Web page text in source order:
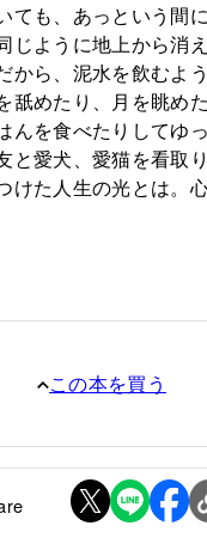
ても、あっという間
じように地上から消
から、泥水を飲むよ
舐めたり、月を眺め
んを食べたりしてゆ
と愛犬、愛猫を看取
けた人生の光とは。
この本を買う